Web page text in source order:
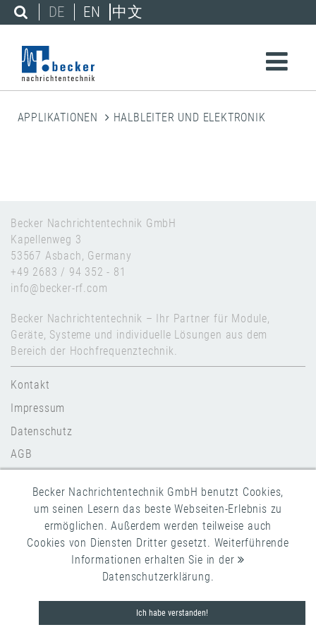
DE EN 中文
APPLIKATIONEN HALBLEITER UND ELEKTRONIK
Becker Nachrichtentechnik GmbH
Kapellenweg 3
53567 Asbach, Germany
+49 2683 / 94 352 - 81
info@becker-rf.com
Becker Nachrichtentechnik – Ihr Partner für Module,
Geräte, Systeme und individuelle Lösungen aus dem
Bereich der Hochfrequenztechnik.
Kontakt
Impressum
Datenschutz
AGB
Copyright 2026 Becker Nachrichtentechnik
Becker Nachrichtentechnik GmbH benutzt Cookies,
um seinen Lesern das beste Webseiten-Erlebnis zu
ermöglichen. Außerdem werden teilweise auch
Cookies von Diensten Dritter gesetzt. Weiterführende
Informationen erhalten Sie in der
Datenschutzerklärung.
Ich habe verstanden!